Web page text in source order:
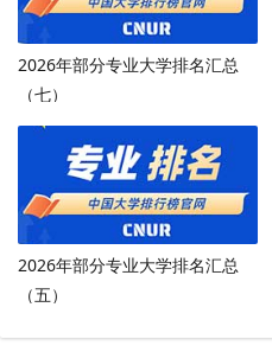
2026年部分专业大学排名汇总
（七）
2026年部分专业大学排名汇总
（五）